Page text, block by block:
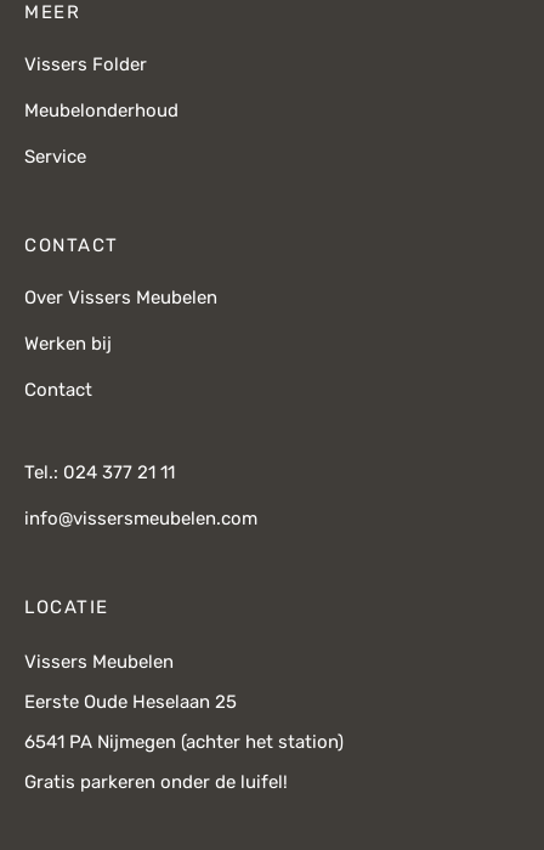
MEER
Vissers Folder
Meubelonderhoud
Service
CONTACT
Over Vissers Meubelen
Werken bij
Contact
Tel.: 024 377 21 11
info@vissersmeubelen.com
LOCATIE
Vissers Meubelen
Eerste Oude Heselaan 25
6541 PA Nijmegen (achter het station)
Gratis parkeren onder de luifel!